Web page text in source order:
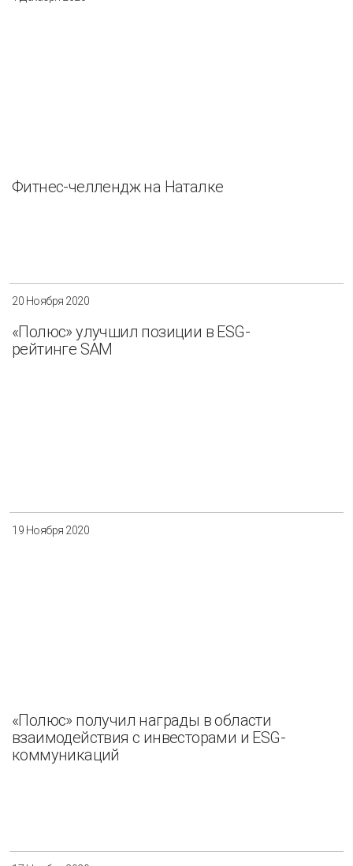
Фитнес-челлендж на Наталке
20 Ноября 2020
«Полюс» улучшил позиции в ESG-
рейтинге SAM
19 Ноября 2020
«Полюс» получил награды в области
взаимодействия с инвесторами и ESG-
коммуникаций